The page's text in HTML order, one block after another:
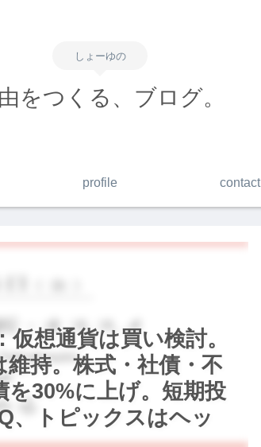
しょーゆの
をつくる、ブログ。
profile contact
仮想通貨は買い検討。
持。株式・社債・不
を30%に上げ。短期投
、トピックスはヘッ